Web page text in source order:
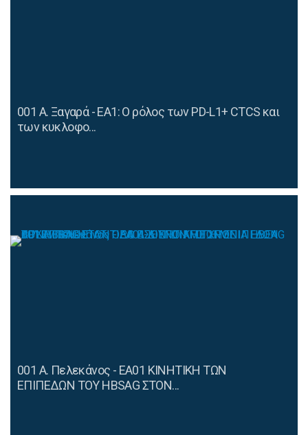
001 Α. Ξαγαρά - ΕΑ1: Ο ρόλος των PD-L1+ CTCS και
των κυκλοφο...
001 Α. Πελεκάνος - ΕΑ01 ΚΙΝΗΤΙΚΗ ΤΩΝ
ΕΠΙΠΕΔΩΝ ΤΟΥ HBSAG ΣΤΟΝ...